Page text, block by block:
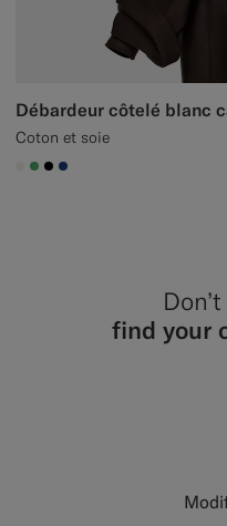
Débardeur côtelé blanc
Coton et soie
#F1EFE8
#50AA6A
#000000
#1C3D7A
find your